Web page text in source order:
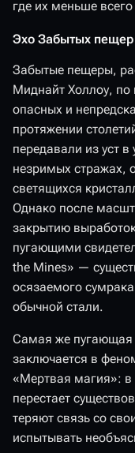
где их меньше
Эхо Забытых пещер
Забытые пещеры,
Миднайт Холлоу, по
опасных и
протяжении
передавали из уст
незримых стражах,
светящихся
Однако после
закрытию
пугающими
the Mines» —
осязаемого
обычной стали.
Самая же пугающая
заключается в
«Мертвая магия»: в
перестает
теряют связь со
испытывать